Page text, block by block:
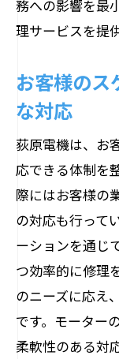
務への影響を最
理サービスを提
お客様のス
な対応
荻原電機は、お
応できる体制を
際にはお客様の
の対応も行って
ーションを通じ
つ効率的に修理
のニーズに応え
です。モーター
柔軟性のある対